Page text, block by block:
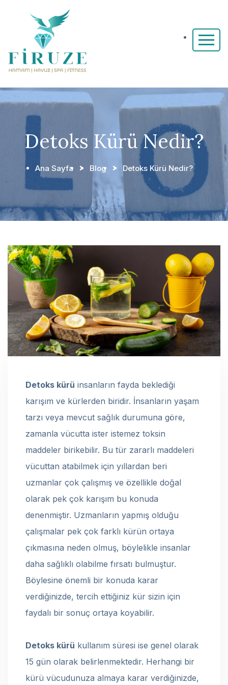
Detoks Kürü Nedir?
Ana Sayfa Blog Detoks Kürü Nedir?
Detoks kürü insanların fayda beklediği
karışım ve kürlerden biridir. İnsanların yaşam
tarzı veya mevcut sağlık durumuna göre,
zamanla vücutta ister istemez toksin
maddeler birikebilir. Bu tür zararlı maddeleri
vücuttan atabilmek için yıllardan beri
uzmanlar çok çalışmış ve özellikle doğal
olarak pek çok karışım bu konuda
denenmiştir. Uzmanların yapmış olduğu
çalışmalar pek çok farklı kürün ortaya
çıkmasına neden olmuş, böylelikle insanlar
daha sağlıklı olabilme fırsatı bulmuştur.
Böylesine önemli bir konuda karar
verdiğinizde, tercih ettiğiniz kür sizin için
faydalı bir sonuç ortaya koyabilir.
Detoks kürü kullanım süresi ise genel olarak
15 gün olarak belirlenmektedir. Herhangi bir
kürü vücudunuza almaya karar verdiğinizde,